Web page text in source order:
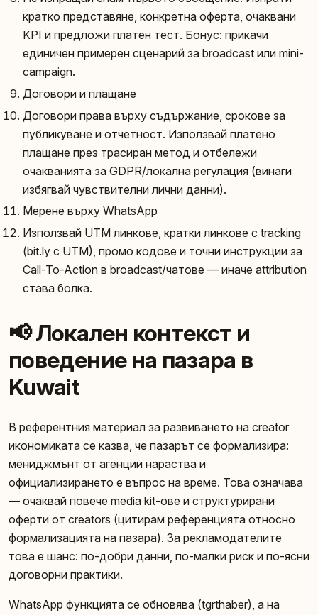
кратко представяне, конкретна оферта, очаквани
KPI и предложи платен тест. Бонус: прикачи
единичен примерен сценарий за broadcast или mini-
campaign.
Договори и плащане
Договори права върху съдържание, срокове за
публикуване и отчетност. Използвай платено
плащане през трасиран метод и отбележи
очакванията за GDPR/локална регулация (винаги
избягвай чувствителни лични данни).
Мерене върху WhatsApp
Използвай UTM линкове, кратки линкове с tracking
(bit.ly с UTM), промо кодове и точни инструкции за
Call-To-Action в broadcast/чатове — иначе attribution
става болка.
📢 Локален контекст и
поведение на пазара в
Kuwait
В референтния материал за развиването на creator
икономиката се казва, че пазарът се формализира:
мениджмънт от агенции нараства и
официализирането е въпрос на време. Това означава
— очаквай повече media kit-ове и структурирани
оферти от creators (цитирам референцията относно
формализацията на пазара). За рекламодателите
това е шанс: по-добри данни, по-малки риск и по-ясни
договорни практики.
WhatsApp функцията се обновява (tgrthaber), а на